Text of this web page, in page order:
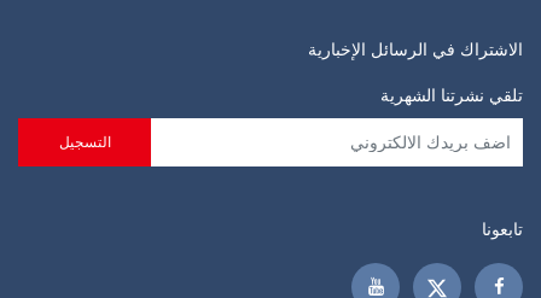
الاشتراك في الرسائل الإخبارية
تلقي نشرتنا الشهرية
تابعونا